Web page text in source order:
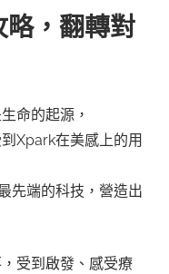
，翻轉對
命的起源，
Xpark在美感上的用
先端的科技，營造出
受到啟發、感受療